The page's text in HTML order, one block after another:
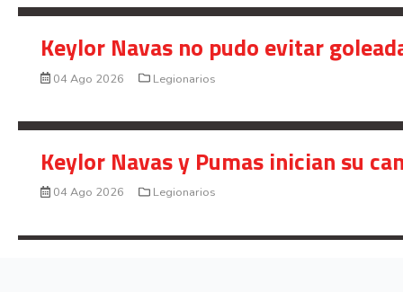
Keylor Navas no pudo evitar
04 Ago 2026 Legionarios
Keylor Navas y Pumas inician su
04 Ago 2026 Legionarios